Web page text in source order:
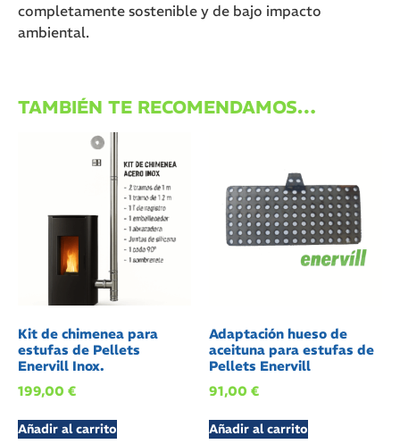
completamente sostenible y de bajo impacto
ambiental.
TAMBIÉN TE RECOMENDAMOS…
Kit de chimenea para
estufas de Pellets
Enervill Inox.
199,00 €
Añadir al carrito
Adaptación hueso de
aceituna para estufas de
Pellets Enervill
91,00 €
Añadir al carrito